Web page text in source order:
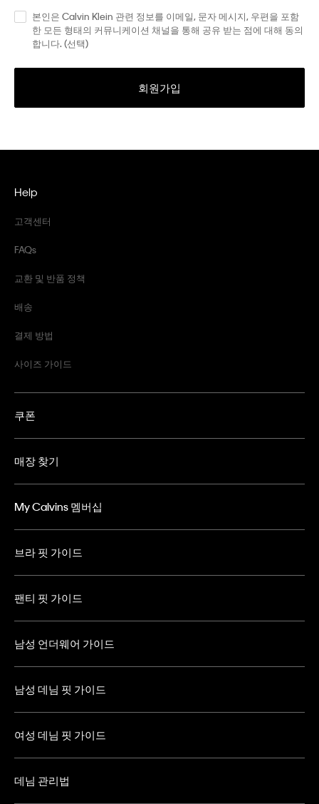
본인은 Calvin Klein 관련 정보를 이메일, 문자 메시지, 우편을 포함
한 모든 형태의 커뮤니케이션 채널을 통해 공유 받는 점에 대해 동의
합니다. (선택)
회원가입
Help
고객센터
FAQs
교환 및 반품 정책
배송
결제 방법
사이즈 가이드
쿠폰
매장 찾기
My Calvins 멤버십
브라 핏 가이드
팬티 핏 가이드
남성 언더웨어 가이드
남성 데님 핏 가이드
여성 데님 핏 가이드
데님 관리법